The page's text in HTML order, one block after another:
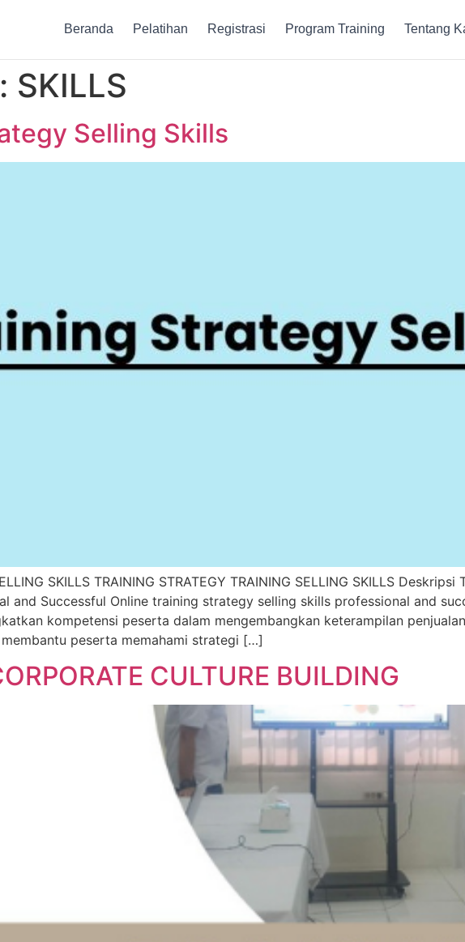
Beranda Pelatihan Registrasi Program Training Tentang
SKILLS
Selling Skills
SKILLS TRAINING STRATEGY TRAINING SELLING SKILLS
and Successful Online training strategy selling skills professional and
kompetensi peserta dalam mengembangkan keterampilan
peserta memahami strategi […]
CULTURE BUILDING